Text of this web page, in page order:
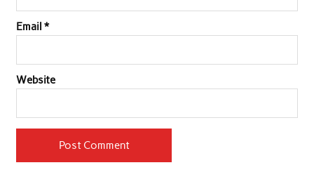
Email *
Website